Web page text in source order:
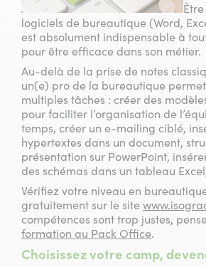
logiciels de bureautique (Word,
est absolument indispensable à
pour être efficace dans son métier.
Au-delà de la prise de notes
un(e) pro de la bureautique
multiples tâches : créer des
pour faciliter l’organisation de
temps, créer un e-mailing ciblé,
hypertextes dans un document,
présentation sur PowerPoint,
des schémas dans un tableau
Vérifiez votre niveau en
gratuitement sur le site
compétences sont trop justes,
formation au Pack Office.
Choisissez votre camp,